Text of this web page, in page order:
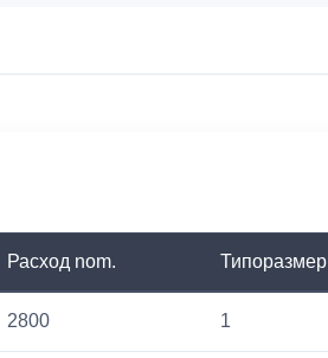
Расход nom. Типоразмер
2800 1